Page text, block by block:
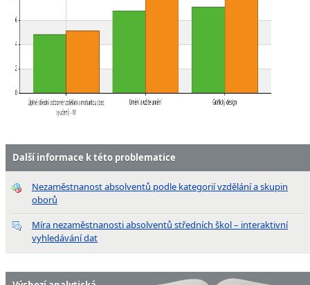
Další informace k této problematice
Nezaměstnanost absolventů podle kategorií vzdělání a skupin
oborů
Míra nezaměstnanosti absolventů středních škol – interaktivní
vyhledávání dat